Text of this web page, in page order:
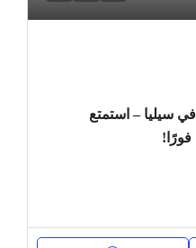
سيليا – استمتع
فورًا!